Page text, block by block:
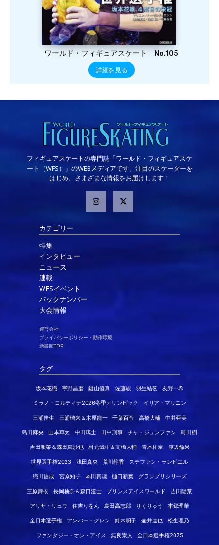
ワールド・フィギュアスケート No.105
詳細を見る
フィギュアスケートの専門誌「ワールド・フィギュアスケ
ート（WFS）」のWEBメディアです。注目のスケーターを
はじめ、さまざまな情報をお届けします！
カテゴリー
特集
インタビュー
ニュース
連載
WFSイベント
バックナンバー
大会情報
運営会社
プライバシーポリシー・動作環境
新書館TOP
タグ
坂本花織 宇野昌磨 鍵山優真 佐藤駿 羽生結弦 友野一希
ミラノ・コルティナ2026冬季オリンピック イリア・マリニン
三浦佳生 三浦璃来＆木原龍一 千葉百音 高橋大輔 中井亜美
島田麻央 山本草太 中田璃士 田中刑事 チャ・ジュンファン 町田樹
吉田唄菜＆森田真沙也 村元哉中＆高橋大輔 青木祐奈 渡辺倫果
世界選手権2023 浅田真央 荒川静香 ステファン・ランビエル
織田信成 宮原知子 本田真凜 樋口新葉 グランプリシリーズ
三原舞依 長岡柚奈＆森口澄士 プリンスアイスワールド 吉田陽菜
アリサ・リュウ 住吉りをん 島田高志郎 りくりゅう 本郷理華
全日本選手権 アンバー・グレン 鈴木明子 壷井達也 松生理乃
ファンタジー・オン・アイス 無良崇人 全日本選手権2025